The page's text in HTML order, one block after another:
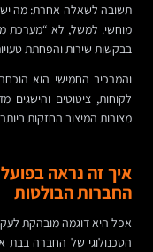
תשובה לשאלה אחרת: מה
מוחשי. למשל, לא “מערכת
בבקשות שירות והפחתת
והמרכיב החמישי הוא
לקוחות, ציטוטים
מצורות המיצוב החזקות
איך זה נראה
החברות הבולטות
אפל היא דוגמה מובהקת
הטכנולוגי של החברה בבת